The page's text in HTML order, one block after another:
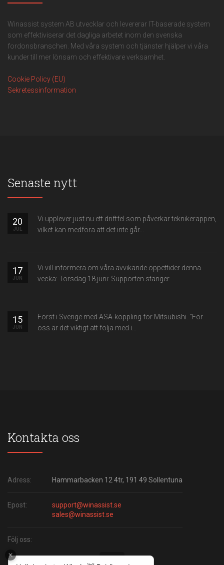
Winassist system AB utvecklar och levererar IT-baserade system
som effektiviserar det dagliga arbetet inom den svenska
fordonsbranschen. Med våra system och tjänster hjälper vi våra
kunder till mer lönsam och effektivare verksamhet.
Cookie Policy (EU)
Sekretessinformation
Senaste nytt
20
JUL
Vi upplever just nu ett driftfel som påverkar teknikerappen,
vilket kan medföra att det inte går...
17
JUN
Vi vill informera om våra avvikande öppettider denna
vecka: Torsdag 18 juni: Supporten stänger...
15
JUN
Först i Sverige med ASA-koppling för Mitsubishi. "För
oss är det viktigt att följa med i...
Kontakta oss
Adress: Hammarbacken 12 4tr, 191 49 Sollentuna
Epost:
support@winassist.se
sales@winassist.se
Följ oss: